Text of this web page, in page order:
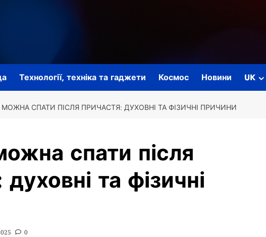
Технології, техніка та гаджети Космос Новини UK
СПАТИ ПІСЛЯ ПРИЧАСТЯ: ДУХОВНІ ТА ФІЗИЧНІ ПРИЧИНИ
спати після
та фізичні
0